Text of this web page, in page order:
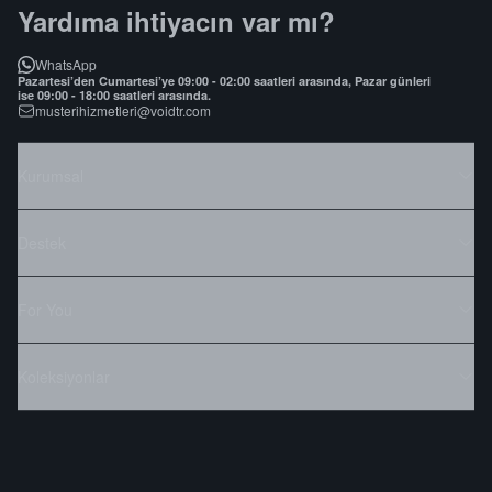
Yardıma ihtiyacın var mı?
WhatsApp
Pazartesi’den Cumartesi’ye 09:00 - 02:00 saatleri arasında, Pazar günleri
ise 09:00 - 18:00 saatleri arasında.
musterihizmetleri@voidtr.com